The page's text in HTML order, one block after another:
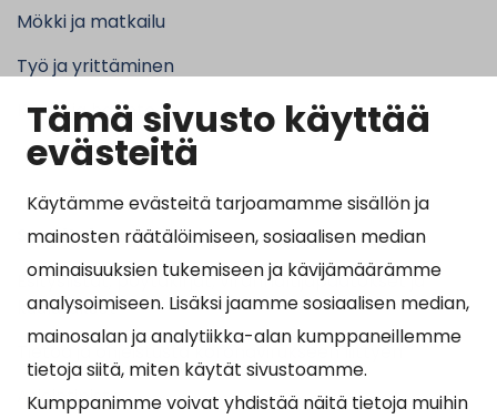
Tämä sivusto käyttää
evästeitä
Käytämme evästeitä tarjoamamme sisällön ja
mainosten räätälöimiseen, sosiaalisen median
ominaisuuksien tukemiseen ja kävijämäärämme
analysoimiseen. Lisäksi jaamme sosiaalisen median,
mainosalan ja analytiikka-alan kumppaneillemme
tietoja siitä, miten käytät sivustoamme.
Kumppanimme voivat yhdistää näitä tietoja muihin
Mökki ja matkailu
Työ ja yrittäminen
Kunta ja hallinto
Suosituimmat sivut
Esityslistat, pöytäkirjat, viranhaltijapäätökset ja
kuulutukset
Tietoa ja ohjeistusta koronavirukseen liittyen
Asiointipiste